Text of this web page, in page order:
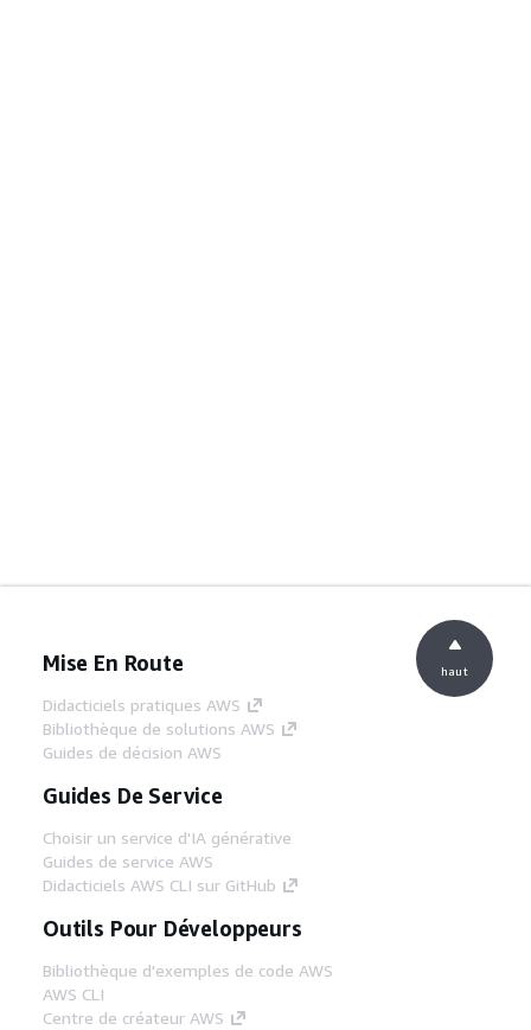
Mise En Route
Didacticiels pratiques AWS
Bibliothèque de solutions AWS
Guides de décision AWS
Guides De Service
Choisir un service d'IA générative
Guides de service AWS
Didacticiels AWS CLI sur GitHub
Outils Pour Développeurs
Bibliothèque d'exemples de code AWS
AWS CLI
Centre de créateur AWS
haut